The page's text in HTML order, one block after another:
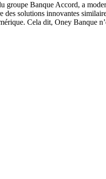
groupe Banque Accord, a
des solutions innovantes
Cela dit, Oney Banque